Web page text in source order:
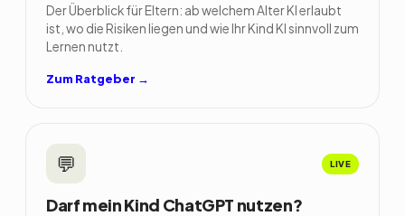
Der Überblick für Eltern: ab welchem Alter KI erlaubt
ist, wo die Risiken liegen und wie Ihr Kind KI sinnvoll zum
Lernen nutzt.
Zum Ratgeber →
💬 LIVE
Darf mein Kind ChatGPT nutzen?